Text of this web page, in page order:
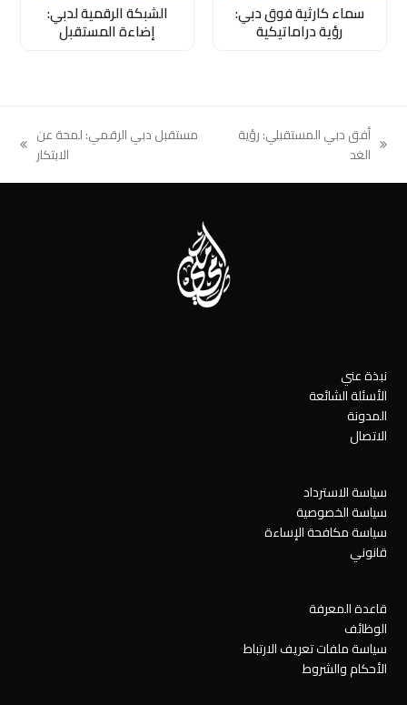
سماء كارثية فوق دبي:
رؤية دراماتيكية
الشبكة الرقمية لدبي:
إضاءة المستقبل
previous
أفق دبي المستقبلي: رؤية
الغد
مستقبل دبي الرقمي: لمحة عن
الابتكار
نبذة عني
الأسئلة الشائعة
المدونة
الاتصال
سياسة الاسترداد
سياسة الخصوصية
سياسة مكافحة الإساءة
قانوني
قاعدة المعرفة
الوظائف
سياسة ملفات تعريف الارتباط
الأحكام والشروط